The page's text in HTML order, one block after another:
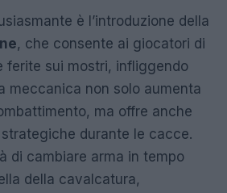
è l’introduzione della
, che consente ai giocatori di
ferite sui mostri, infliggendo
meccanica non solo aumenta
ma offre anche
durante le cacce.
di cambiare arma in tempo
della cavalcatura,